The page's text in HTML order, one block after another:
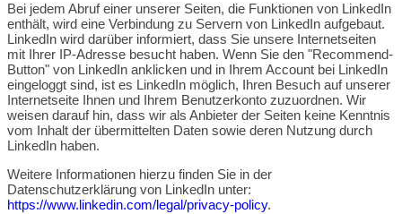
Bei jedem Abruf einer unserer Seiten, die Funktionen von LinkedIn
enthält, wird eine Verbindung zu Servern von LinkedIn aufgebaut.
LinkedIn wird darüber informiert, dass Sie unsere Internetseiten
mit Ihrer IP-Adresse besucht haben. Wenn Sie den "Recommend-
Button" von LinkedIn anklicken und in Ihrem Account bei LinkedIn
eingeloggt sind, ist es LinkedIn möglich, Ihren Besuch auf unserer
Internetseite Ihnen und Ihrem Benutzerkonto zuzuordnen. Wir
weisen darauf hin, dass wir als Anbieter der Seiten keine Kenntnis
vom Inhalt der übermittelten Daten sowie deren Nutzung durch
LinkedIn haben.
Weitere Informationen hierzu finden Sie in der
Datenschutzerklärung von LinkedIn unter:
https://www.linkedin.com/legal/privacy-policy.